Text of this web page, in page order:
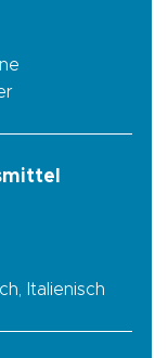
Italienisch